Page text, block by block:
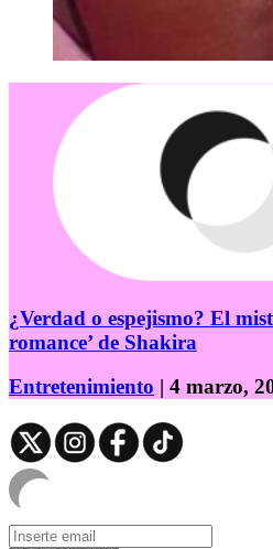
¿Verdad o espejismo? El
romance’ de Shakira
Entretenimiento | 4 marzo,